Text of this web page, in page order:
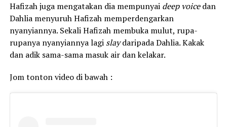
Hafizah juga mengatakan dia mempunyai deep voicedan
Dahlia menyuruh Hafizah memperdengarkan
nyanyiannya. Sekali Hafizah membuka mulut, rupa-
rupanya nyanyiannya lagi slaydaripada Dahlia. Kakak
dan adik sama-sama masuk air dan kelakar.
Jom tonton video di bawah :